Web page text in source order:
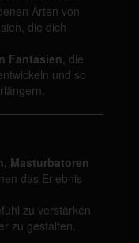
Arten von
die dich
Fantasien , die
und so
Masturbatoren
das Erlebnis
zu verstärken
zu gestalten.